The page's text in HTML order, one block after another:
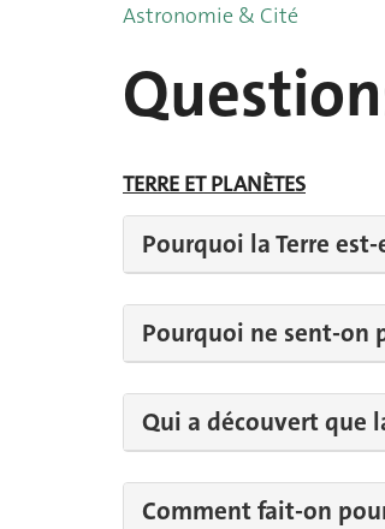
Astronomie & Cité
TERRE ET PLANÈTES
Pourquoi la Terre
Pourquoi ne sent-on
Qui a découvert que
Comment fait-on